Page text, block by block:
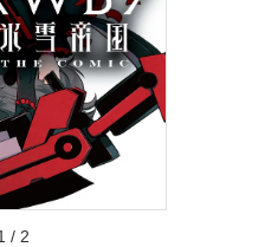
/ 2